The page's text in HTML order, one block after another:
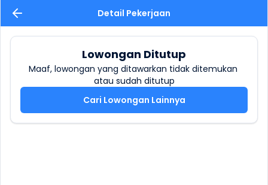
Detail Pekerjaan
Lowongan Ditutup
Maaf, lowongan yang ditawarkan tidak ditemukan
atau sudah ditutup
Cari Lowongan Lainnya